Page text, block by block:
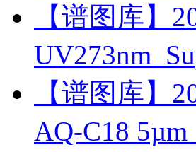
【谱图库】
【谱图库】
AQ-C18